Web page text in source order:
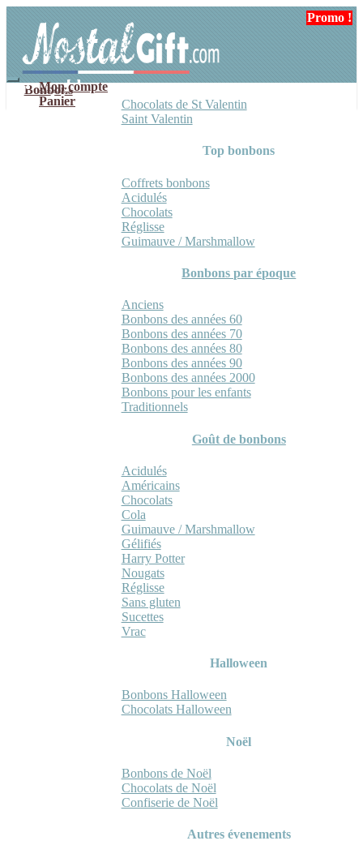
navigation
contenu
Mon compte
Panier
Bonbons
Chocolats de St Valentin
Saint Valentin
Top bonbons
Coffrets bonbons
Acidulés
Chocolats
Réglisse
Guimauve / Marshmallow
Bonbons par époque
Anciens
Bonbons des années 60
Bonbons des années 70
Bonbons des années 80
Bonbons des années 90
Bonbons des années 2000
Bonbons pour les enfants
Traditionnels
Goût de bonbons
Acidulés
Américains
Chocolats
Cola
Guimauve / Marshmallow
Gélifiés
Harry Potter
Nougats
Réglisse
Sans gluten
Sucettes
Vrac
Halloween
Bonbons Halloween
Chocolats Halloween
Noël
Bonbons de Noël
Chocolats de Noël
Confiserie de Noël
Autres évenements
Promo !